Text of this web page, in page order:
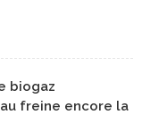
biogaz
freine encore la